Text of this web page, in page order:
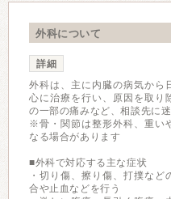
外科について
詳細
外科は、主に内臓の病気から
心に治療を行い、原因を取り
の一部の痛みなど、相談先に
※骨・関節は整形外科、重い
なる場合があります
■外科で対応する主な症状
・切り傷、擦り傷、打撲な
合や止血などを行う